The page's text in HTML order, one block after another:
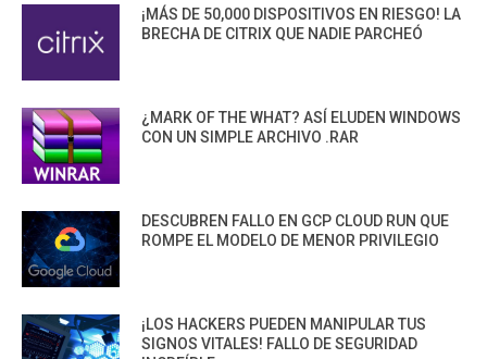
¡MÁS DE 50,000 DISPOSITIVOS EN RIESGO! LA
BRECHA DE CITRIX QUE NADIE PARCHEÓ
¿MARK OF THE WHAT? ASÍ ELUDEN WINDOWS
CON UN SIMPLE ARCHIVO .RAR
DESCUBREN FALLO EN GCP CLOUD RUN QUE
ROMPE EL MODELO DE MENOR PRIVILEGIO
¡LOS HACKERS PUEDEN MANIPULAR TUS
SIGNOS VITALES! FALLO DE SEGURIDAD